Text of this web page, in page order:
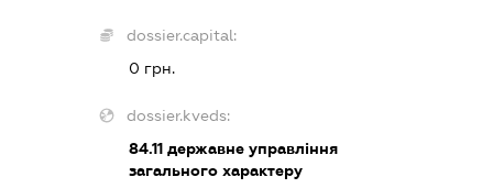
dossier.capital:
0 грн.
dossier.kveds:
84.11 державне управління
загального характеру